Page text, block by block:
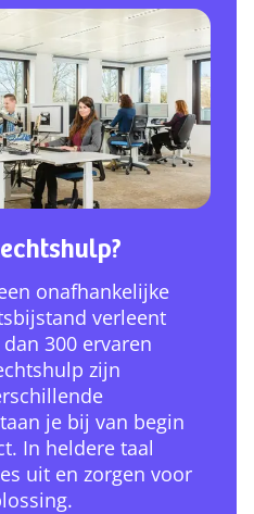
onafhankelijke
verleent
300 ervaren
zijn
je bij van begin
In heldere taal
uit en zorgen voor